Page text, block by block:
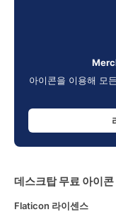
아이콘을 이용해 모
데스크탑 무료 아이콘
Flaticon 라이센스